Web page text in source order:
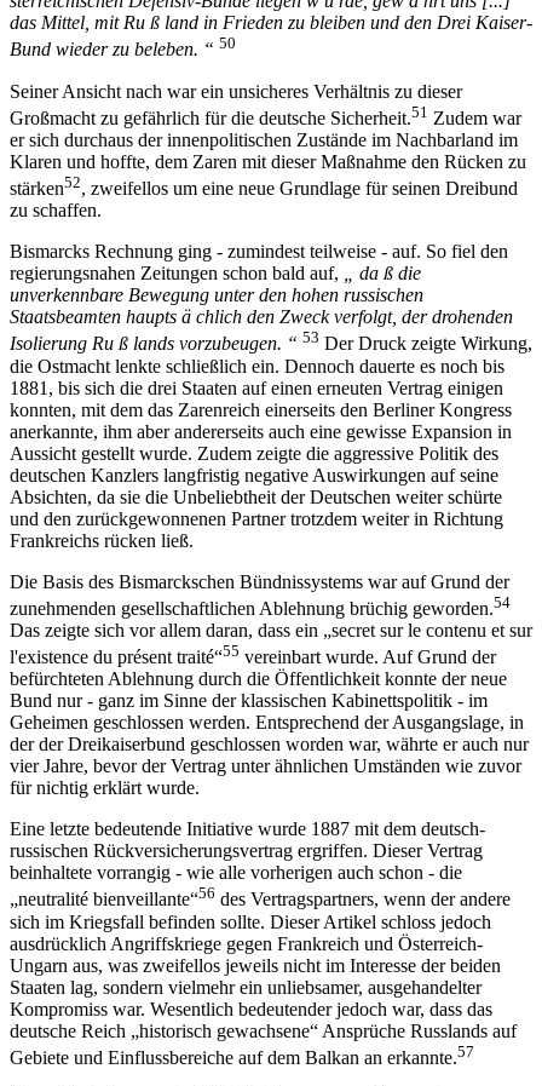
das Mittel, mit Ru ß land in Frieden zu bleiben und den Drei Kaiser-
Bund wieder zu beleben. “ 50
Seiner Ansicht nach war ein unsicheres Verhältnis zu dieser
Großmacht zu gefährlich für die deutsche Sicherheit.51 Zudem war
er sich durchaus der innenpolitischen Zustände im Nachbarland im
Klaren und hoffte, dem Zaren mit dieser Maßnahme den Rücken zu
stärken52, zweifellos um eine neue Grundlage für seinen Dreibund
zu schaffen.
Bismarcks Rechnung ging - zumindest teilweise - auf. So fiel den
regierungsnahen Zeitungen schon bald auf,
„ da ß die
unverkennbare Bewegung unter den hohen russischen
Staatsbeamten haupts ä chlich den Zweck verfolgt, der drohenden
Isolierung Ru ß lands vorzubeugen. “ 53 Der Druck zeigte Wirkung,
die Ostmacht lenkte schließlich ein. Dennoch dauerte es noch bis
1881, bis sich die drei Staaten auf einen erneuten Vertrag einigen
konnten, mit dem das Zarenreich einerseits den Berliner Kongress
anerkannte, ihm aber andererseits auch eine gewisse Expansion in
Aussicht gestellt wurde. Zudem zeigte die aggressive Politik des
deutschen Kanzlers langfristig negative Auswirkungen auf seine
Absichten, da sie die Unbeliebtheit der Deutschen weiter schürte
und den zurückgewonnenen Partner trotzdem weiter in Richtung
Frankreichs rücken ließ.
Die Basis des Bismarckschen Bündnissystems war auf Grund der
zunehmenden gesellschaftlichen Ablehnung brüchig geworden.54
Das zeigte sich vor allem daran, dass ein „secret sur le contenu et sur
l'existence du présent traité“55 vereinbart wurde. Auf Grund der
befürchteten Ablehnung durch die Öffentlichkeit konnte der neue
Bund nur - ganz im Sinne der klassischen Kabinettspolitik - im
Geheimen geschlossen werden. Entsprechend der Ausgangslage, in
der der Dreikaiserbund geschlossen worden war, währte er auch nur
vier Jahre, bevor der Vertrag unter ähnlichen Umständen wie zuvor
für nichtig erklärt wurde.
Eine letzte bedeutende Initiative wurde 1887 mit dem deutsch-
russischen Rückversicherungsvertrag ergriffen. Dieser Vertrag
beinhaltete vorrangig - wie alle vorherigen auch schon - die
„neutralité bienveillante“56 des Vertragspartners, wenn der andere
sich im Kriegsfall befinden sollte. Dieser Artikel schloss jedoch
ausdrücklich Angriffskriege gegen Frankreich und Österreich-
Ungarn aus, was zweifellos jeweils nicht im Interesse der beiden
Staaten lag, sondern vielmehr ein unliebsamer, ausgehandelter
Kompromiss war. Wesentlich bedeutender jedoch war, dass das
deutsche Reich „historisch gewachsene“ Ansprüche Russlands auf
Gebiete und Einflussbereiche auf dem Balkan an erkannte.57